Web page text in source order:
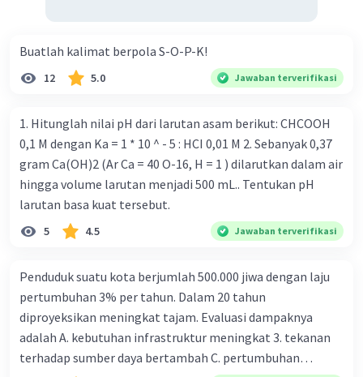
Buatlah kalimat berpola S-O-P-K!
12 5.0 Jawaban terverifikasi
1. Hitunglah nilai pH dari larutan asam berikut: CHCOOH
0,1 M dengan Ka = 1 * 10 ^ - 5 : HCI 0,01 M 2. Sebanyak 0,37
gram Ca(OH)2 (Ar Ca = 40 O-16, H = 1 ) dilarutkan dalam air
hingga volume larutan menjadi 500 mL.. Tentukan pH
larutan basa kuat tersebut.
5 4.5 Jawaban terverifikasi
Penduduk suatu kota berjumlah 500.000 jiwa dengan laju
pertumbuhan 3% per tahun. Dalam 20 tahun
diproyeksikan meningkat tajam. Evaluasi dampaknya
adalah A. kebutuhan infrastruktur meningkat 3. tekanan
terhadap sumber daya bertambah C. pertumbuhan